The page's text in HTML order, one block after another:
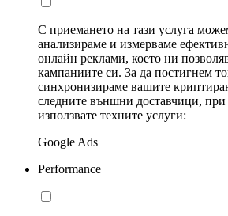
С приемането на тази услуга
анализираме и измерваме
онлайн реклами, което ни
кампаниите си. За да постигнем
синхронизираме вашите
следните външни доставчици, при
използвате техните услуги:
Google Ads
Performance